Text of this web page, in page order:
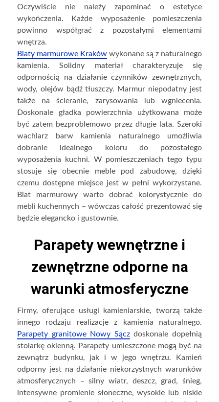
Oczywiście nie należy zapominać o estetyce
wykończenia. Każde wyposażenie pomieszczenia
powinno współgrać z pozostałymi elementami
wnętrza.
Blaty marmurowe Kraków wykonane są z naturalnego
kamienia. Solidny materiał charakteryzuje się
odpornością na działanie czynników zewnętrznych,
wody, olejów bądź tłuszczy. Marmur niepodatny jest
także na ścieranie, zarysowania lub wgniecenia.
Doskonale gładka powierzchnia użytkowana może
być zatem bezproblemowo przez długie lata. Szeroki
wachlarz barw kamienia naturalnego umożliwia
dobranie idealnego koloru do pozostałego
wyposażenia kuchni. W pomieszczeniach tego typu
stosuje się obecnie meble pod zabudowę, dzięki
czemu dostępne miejsce jest w pełni wykorzystane.
Blat marmurowy warto dobrać kolorystycznie do
mebli kuchennych – wówczas całość prezentować się
będzie elegancko i gustownie.
Parapety wewnętrzne i
zewnętrzne odporne na
warunki atmosferyczne
Firmy, oferujące usługi kamieniarskie, tworzą także
innego rodzaju realizacje z kamienia naturalnego.
Parapety granitowe Nowy Sączdoskonale dopełnią
stolarkę okienną. Parapety umieszczone mogą być na
zewnątrz budynku, jak i w jego wnętrzu. Kamień
odporny jest na działanie niekorzystnych warunków
atmosferycznych – silny wiatr, deszcz, grad, śnieg,
intensywne promienie słoneczne, wysokie lub niskie